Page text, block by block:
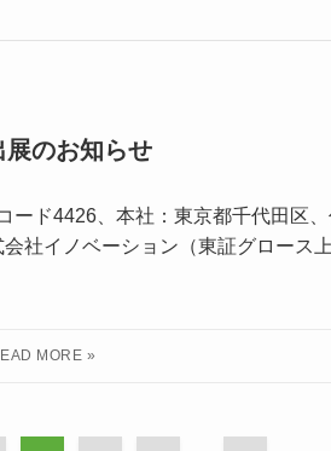
展のお知らせ
ド4426、本社：東京都千代田区
社イノベーション（東証グロース